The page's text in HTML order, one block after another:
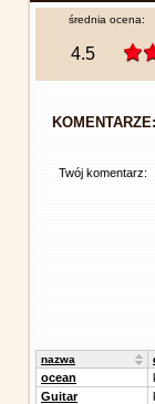
średnia ocena:
4.5
KOMENTARZE:
Twój komentarz:
nazwa
ocean
Guitar